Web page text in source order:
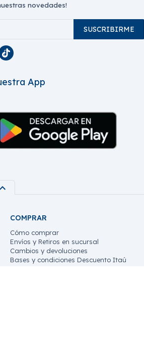
novedades!
SUSCRIBIRME

App
expand_more
COMPRAR
Cómo comprar
Envíos y Retiros en sucursal
Cambios y devoluciones
Bases y condiciones Descuento Itaú